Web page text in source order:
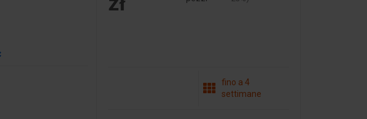
fino a 4
settimane